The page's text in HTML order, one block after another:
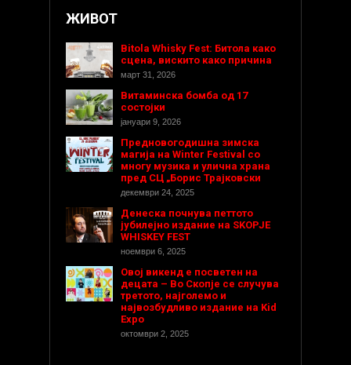
ЖИВОТ
Bitola Whisky Fest: Битола како
сцена, вискито како причина
март 31, 2026
Витаминска бомба од 17
состојки
јануари 9, 2026
Предновогодишнa зимска
магија на Winter Festival со
многу музика и улична храна
пред СЦ „Борис Трајковски
декември 24, 2025
Денеска почнува петтото
јубилејно издание на SKOPJE
WHISKEY FEST
ноември 6, 2025
Овој викенд е посветен на
децата – Во Скопје се случува
третото, најголемо и
највозбудливо издание на Kid
Expo
октомври 2, 2025